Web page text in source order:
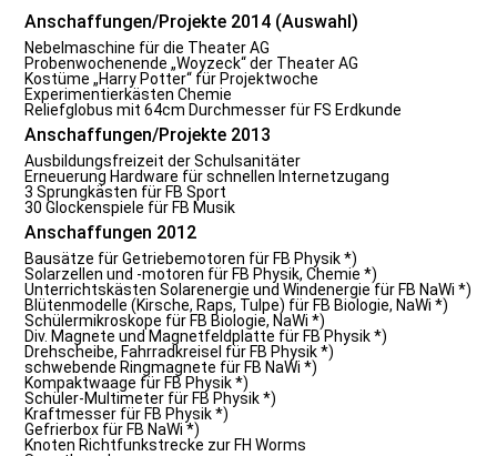
Anschaffungen/Projekte 2014 (Auswahl)
Nebelmaschine für die Theater AG
Probenwochenende „Woyzeck“ der Theater AG
Kostüme „Harry Potter“ für Projektwoche
Experimentierkästen Chemie
Reliefglobus mit 64cm Durchmesser für FS Erdkunde
Anschaffungen/Projekte 2013
Ausbildungsfreizeit der Schulsanitäter
Erneuerung Hardware für schnellen Internetzugang
3 Sprungkästen für FB Sport
30 Glockenspiele für FB Musik
Anschaffungen 2012
Bausätze für Getriebemotoren für FB Physik *)
Solarzellen und -motoren für FB Physik, Chemie *)
Unterrichtskästen Solarenergie und Windenergie für FB NaWi *)
Blütenmodelle (Kirsche, Raps, Tulpe) für FB Biologie, NaWi *)
Schülermikroskope für FB Biologie, NaWi *)
Div. Magnete und Magnetfeldplatte für FB Physik *)
Drehscheibe, Fahrradkreisel für FB Physik *)
schwebende Ringmagnete für FB NaWi *)
Kompaktwaage für FB Physik *)
Schüler-Multimeter für FB Physik *)
Kraftmesser für FB Physik *)
Gefrierbox für FB NaWi *)
Knoten Richtfunkstrecke zur FH Worms